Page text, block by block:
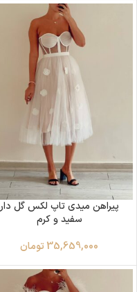
پیراهن میدی تاپ لکس گل دار
سفید و کرم
35,659,000 تومان